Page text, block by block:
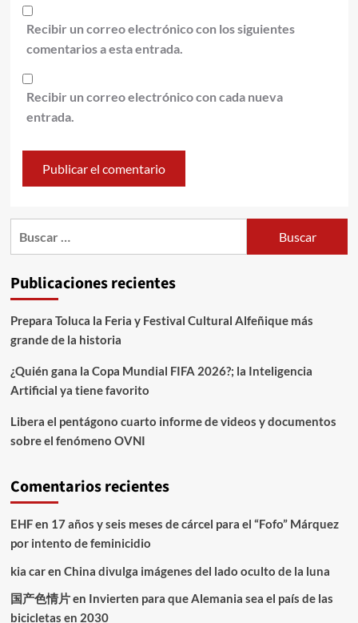
Recibir un correo electrónico con los siguientes
comentarios a esta entrada.
Recibir un correo electrónico con cada nueva
entrada.
Publicaciones recientes
Prepara Toluca la Feria y Festival Cultural Alfeñique más
grande de la historia
¿Quién gana la Copa Mundial FIFA 2026?; la Inteligencia
Artificial ya tiene favorito
Libera el pentágono cuarto informe de videos y documentos
sobre el fenómeno OVNI
Comentarios recientes
EHFen 17 años y seis meses de cárcel para el “Fofo” Márquez
por intento de feminicidio
kia caren China divulga imágenes del lado oculto de la luna
国产色情片en Invierten para que Alemania sea el país de las
bicicletas en 2030